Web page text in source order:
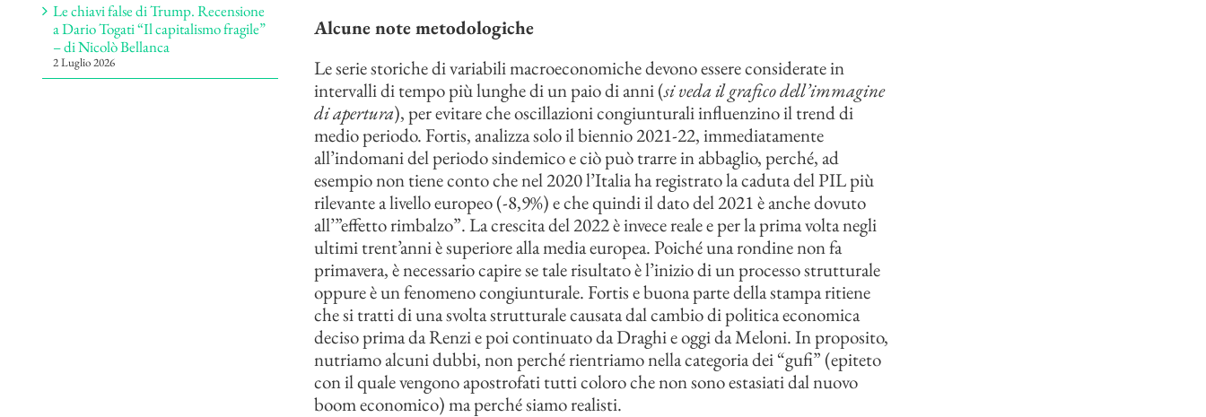
Alcune note metodologiche
Le serie storiche di variabili macroeconomiche devono essere considerate in
intervalli di tempo più lunghe di un paio di anni (si veda il grafico dell’immagine
di apertura), per evitare che oscillazioni congiunturali influenzino il trend di
medio periodo. Fortis, analizza solo il biennio 2021-22, immediatamente
all’indomani del periodo sindemico e ciò può trarre in abbaglio, perché, ad
esempio non tiene conto che nel 2020 l’Italia ha registrato la caduta del PIL più
rilevante a livello europeo (-8,9%) e che quindi il dato del 2021 è anche dovuto
all’”effetto rimbalzo”. La crescita del 2022 è invece reale e per la prima volta negli
ultimi trent’anni è superiore alla media europea. Poiché una rondine non fa
primavera, è necessario capire se tale risultato è l’inizio di un processo strutturale
oppure è un fenomeno congiunturale. Fortis e buona parte della stampa ritiene
che si tratti di una svolta strutturale causata dal cambio di politica economica
deciso prima da Renzi e poi continuato da Draghi e oggi da Meloni. In proposito,
nutriamo alcuni dubbi, non perché rientriamo nella categoria dei “gufi” (epiteto
con il quale vengono apostrofati tutti coloro che non sono estasiati dal nuovo
boom economico) ma perché siamo realisti.
Le chiavi false di Trump. Recensione
a Dario Togati “Il capitalismo fragile”
– di Nicolò Bellanca
2 Luglio 2026